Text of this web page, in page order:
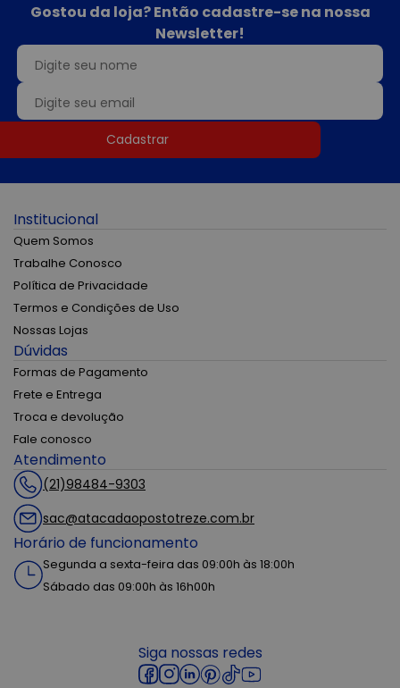
Gostou da loja? Então cadastre-se na nossa
Newsletter!
Cadastrar
Institucional
Quem Somos
Trabalhe Conosco
Política de Privacidade
Termos e Condições de Uso
Nossas Lojas
Dúvidas
Formas de Pagamento
Frete e Entrega
Troca e devolução
Fale conosco
Atendimento
(21)98484-9303
sac@atacadaopostotreze.com.br
Horário de funcionamento
Segunda a sexta-feira das 09:00h às 18:00h
Sábado das 09:00h às 16h00h
Siga nossas redes